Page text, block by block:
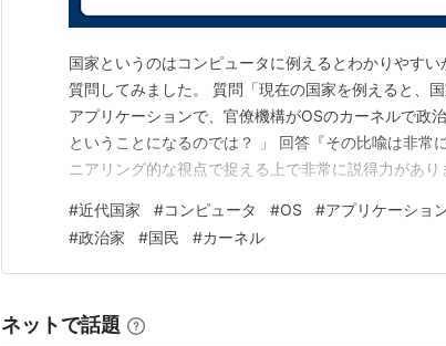
国家というのはコンピュータに例えるとわかりやす
質問してみました。 質問「現在の国家を例えると、
アプリケーションで、官僚機構がOSのカーネルで政
ということになるのでは？ 」 回答『その比喩は非常
ニアリング的な視点で捉える上で非常に説得力があ
テムのアーキテクチャ コンポーネント 比喩：OSの役
（カーネル） ハードウェアとソフトの仲介、…
#近代国家 #コンピュータ #OS #アプリケーショ
#政治家 #国民 #カーネル
ネットで話題